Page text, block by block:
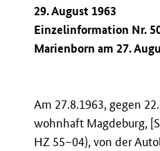
29. August 1963
Einzelinformation Nr.
Marienborn am 27.
Am 27.8.1963, gegen
wohnhaft Magdeburg,
HZ 55–04), von der